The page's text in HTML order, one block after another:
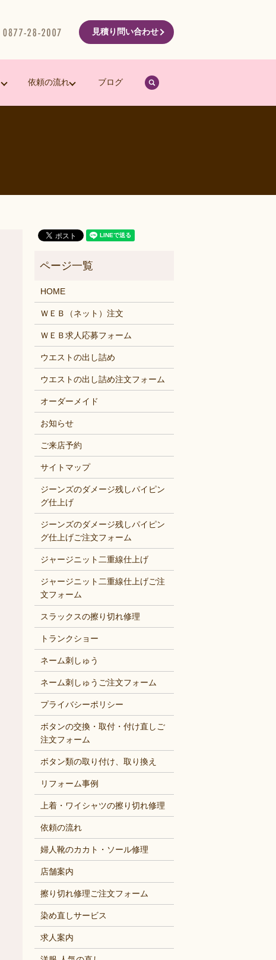
見積り問い合わせ
依頼の流れ ブログ
HOME
ＷＥＢ（ネット）注文
ＷＥＢ求人応募フォーム
ウエストの出し詰め
ウエストの出し詰め注文フォーム
オーダーメイド
お知らせ
ご来店予約
サイトマップ
ジーンズのダメージ残しパイピン
グ仕上げ
ジーンズのダメージ残しパイピン
グ仕上げご注文フォーム
ジャージニット二重線仕上げ
ジャージニット二重線仕上げご注
文フォーム
スラックスの擦り切れ修理
トランクショー
ネーム刺しゅう
ネーム刺しゅうご注文フォーム
プライバシーポリシー
ボタンの交換・取付・付け直しご
注文フォーム
ボタン類の取り付け、取り換え
リフォーム事例
上着・ワイシャツの擦り切れ修理
依頼の流れ
婦人靴のカカト・ソール修理
店舗案内
擦り切れ修理ご注文フォーム
染め直しサービス
求人案内